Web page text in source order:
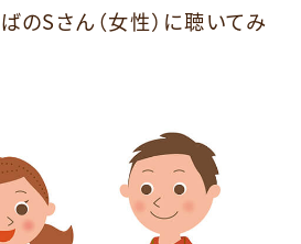
のSさん（女性）に聴いてみ